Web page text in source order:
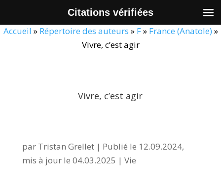
Accueil » Répertoire des auteurs » F» France (Anatole) »
Vivre, c’est agir
Vivre, c’est agir
par Tristan Grellet| Publié le 12.09.2024,
mis à jour le 04.03.2025 | Vie
Citations vérifiées